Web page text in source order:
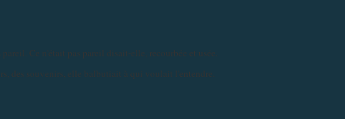
Ce n'était pas pareil disait-elle, recourbée et usée.
des souvenirs, elle balbutiait à qui voulait l'entendre.